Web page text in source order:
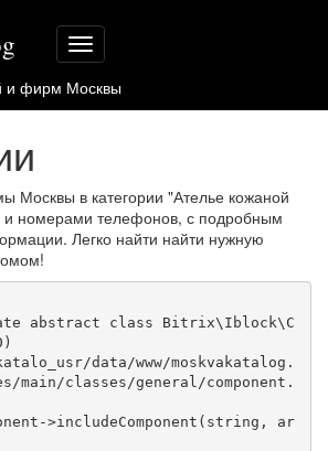
Меню
сайта
и фирм Москвы
Москвы в категории "Ателье кожаной
номерами телефонов, с подробным
Легко найти найти нужную
abstract class Bitrix\Iblock\C
data/www/moskvakatalog.
main/classes/general/component.
>includeComponent(string, ar